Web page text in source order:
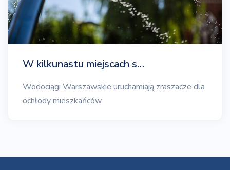
W kilkunastu miejscach s…
Wodociągi Warszawskie uruchamiają zraszacze dla
ochłody mieszkańców